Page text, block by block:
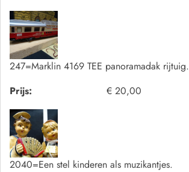
247=Marklin 4169 TEE panoramadak rijtuig.
Prijs:
€ 20,00
2040=Een stel kinderen als muzikantjes.